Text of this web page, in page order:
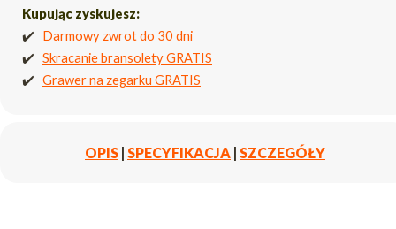
Kupując zyskujesz:
✔️ Darmowy zwrot do 30 dni
✔️ Skracanie bransolety GRATIS
✔️ Grawer na zegarku GRATIS
OPIS SPECYFIKACJA SZCZEGÓŁY